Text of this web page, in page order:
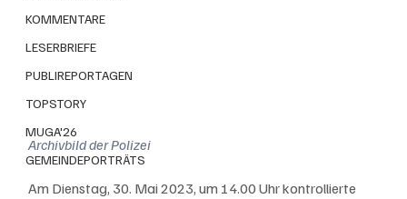
KOMMENTARE
LESERBRIEFE
PUBLIREPORTAGEN
TOPSTORY
MUGA'26
GEMEINDEPORTRÄTS
Archivbild der Polizei
Am Dienstag, 30. Mai 2023, um 14.00 Uhr kontrollierte